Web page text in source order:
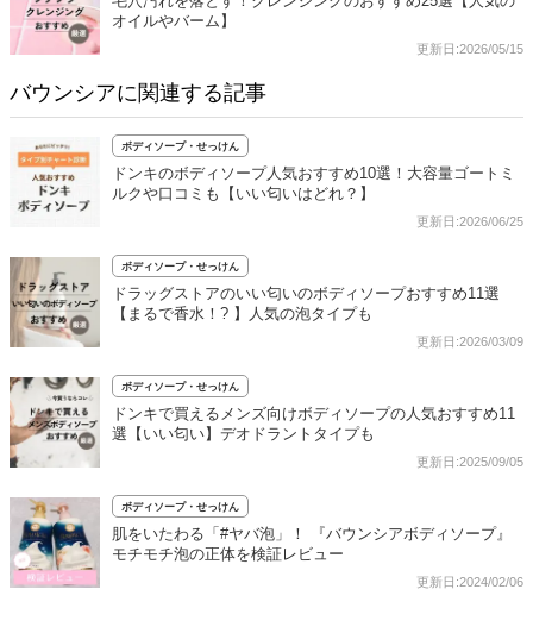
オイルやバーム】
更新日:2026/05/15
バウンシアに関連する記事
ボディソープ・せっけん
ドンキのボディソープ人気おすすめ10選！大容量ゴートミ
ルクや口コミも【いい匂いはどれ？】
更新日:2026/06/25
ボディソープ・せっけん
ドラッグストアのいい匂いのボディソープおすすめ11選
【まるで香水！? 】人気の泡タイプも
更新日:2026/03/09
ボディソープ・せっけん
ドンキで買えるメンズ向けボディソープの人気おすすめ11
選【いい匂い】デオドラントタイプも
更新日:2025/09/05
ボディソープ・せっけん
肌をいたわる「#ヤバ泡」！ 『バウンシアボディソープ』
モチモチ泡の正体を検証レビュー
更新日:2024/02/06